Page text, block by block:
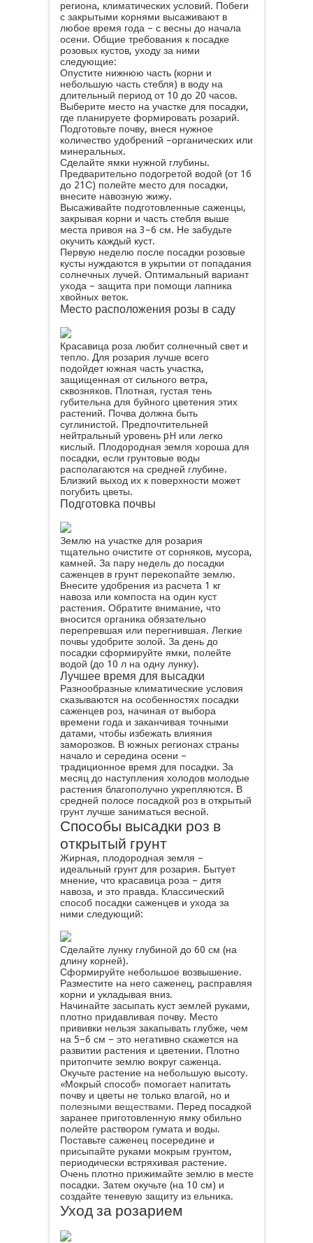
региона, климатических условий. Побеги
с закрытыми корнями высаживают в
любое время года – с весны до начала
осени. Общие требования к посадке
розовых кустов, уходу за ними
следующие:
Опустите нижнюю часть (корни и
небольшую часть стебля) в воду на
длительный период от 10 до 20 часов.
Выберите место на участке для посадки,
где планируете формировать розарий.
Подготовьте почву, внеся нужное
количество удобрений –органических или
минеральных.
Сделайте ямки нужной глубины.
Предварительно подогретой водой (от 16
до 21С) полейте место для посадки,
внесите навозную жижу.
Высаживайте подготовленные саженцы,
закрывая корни и часть стебля выше
места привоя на 3–6 см. Не забудьте
окучить каждый куст.
Первую неделю после посадки розовые
кусты нуждаются в укрытии от попадания
солнечных лучей. Оптимальный вариант
ухода – защита при помощи лапника
хвойных веток.
Место расположения розы в саду
Красавица роза любит солнечный свет и
тепло. Для розария лучше всего
подойдет южная часть участка,
защищенная от сильного ветра,
сквозняков. Плотная, густая тень
губительна для буйного цветения этих
растений. Почва должна быть
суглинистой. Предпочтительней
нейтральный уровень pH или легко
кислый. Плодородная земля хороша для
посадки, если грунтовые воды
располагаются на средней глубине.
Близкий выход их к поверхности может
погубить цветы.
Подготовка почвы
Землю на участке для розария
тщательно очистите от сорняков, мусора,
камней. За пару недель до посадки
саженцев в грунт перекопайте землю.
Внесите удобрения из расчета 1 кг
навоза или компоста на один куст
растения. Обратите внимание, что
вносится органика обязательно
перепревшая или перегнившая. Легкие
почвы удобрите золой. За день до
посадки сформируйте ямки, полейте
водой (до 10 л на одну лунку).
Лучшее время для высадки
Разнообразные климатические условия
сказываются на особенностях посадки
саженцев роз, начиная от выбора
времени года и заканчивая точными
датами, чтобы избежать влияния
заморозков. В южных регионах страны
начало и середина осени –
традиционное время для посадки. За
месяц до наступления холодов молодые
растения благополучно укрепляются. В
средней полосе посадкой роз в открытый
грунт лучше заниматься весной.
Способы высадки роз в
открытый грунт
Жирная, плодородная земля –
идеальный грунт для розария. Бытует
мнение, что красавица роза – дитя
навоза, и это правда. Классический
способ посадки саженцев и ухода за
ними следующий:
Сделайте лунку глубиной до 60 см (на
длину корней).
Сформируйте небольшое возвышение.
Разместите на него саженец, расправляя
корни и укладывая вниз.
Начинайте засыпать куст землей руками,
плотно придавливая почву. Место
прививки нельзя закапывать глубже, чем
на 5–6 см – это негативно скажется на
развитии растения и цветении. Плотно
притопчите землю вокруг саженца.
Окучьте растение на небольшую высоту.
«Мокрый способ» помогает напитать
почву и цветы не только влагой, но и
полезными веществами. Перед посадкой
заранее приготовленную ямку обильно
полейте раствором гумата и воды.
Поставьте саженец посередине и
присыпайте руками мокрым грунтом,
периодически встряхивая растение.
Очень плотно прижимайте землю в месте
посадки. Затем окучьте (на 10 см) и
создайте теневую защиту из ельника.
Уход за розарием